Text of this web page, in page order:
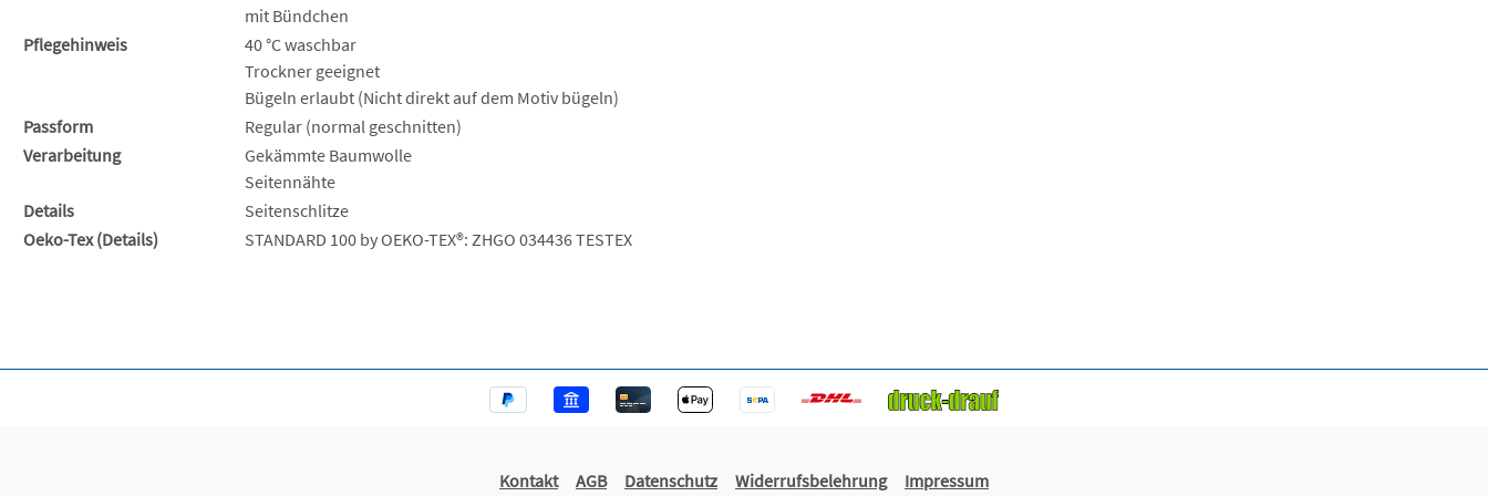
mit Bündchen
Pflegehinweis
40 °C waschbar
Trockner geeignet
Bügeln erlaubt (Nicht direkt auf dem Motiv bügeln)
Passform
Regular (normal geschnitten)
Verarbeitung
Gekämmte Baumwolle
Seitennähte
Details
Seitenschlitze
Oeko-Tex (Details)
STANDARD 100 by OEKO-TEX®: ZHGO 034436 TESTEX
Kontakt AGB Datenschutz Widerrufsbelehrung Impressum